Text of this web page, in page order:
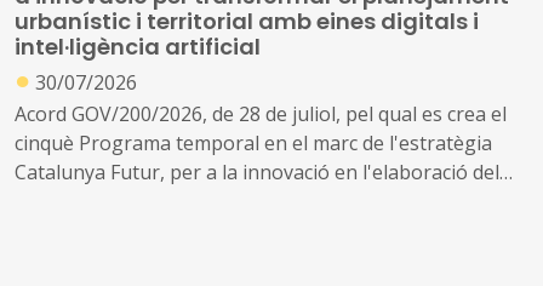
urbanístic i territorial amb eines digitals i
intel·ligència artificial
● 30/07/2026
Acord GOV/200/2026, de 28 de juliol, pel qual es crea el
cinquè Programa temporal en el marc de l'estratègia
Catalunya Futur, per a la innovació en l'elaboració del